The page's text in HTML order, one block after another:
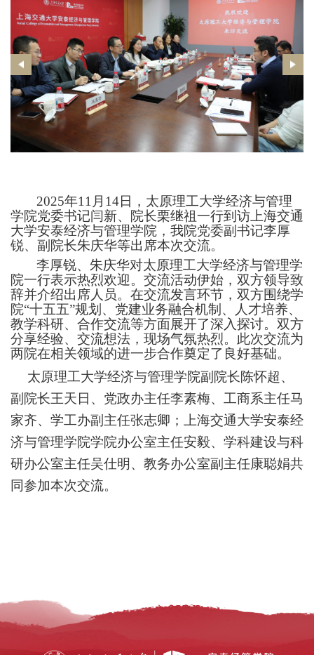
2025年11月14日， 太原理工大学经济与管理
学院党委书记闫新、院长栗继祖一行到访上海交通
大学安泰经济与管理学院，我院党委副书记李厚
锐、副院长朱庆华等出席本次交流。
李厚锐、朱庆华对太原理工大学经济与管理学
院一行表示热烈欢迎。交流活动伊始，双方领导致
辞并介绍出席人员。在交流发言环节，双方围绕学
院“十五五”规划、党建业务融合机制 、
人才培养、
教学科研、合作交流等方面展开了深入探讨。双方
分享经验、交流想法，现场气氛热烈。此次交流为
两院在相关领域的进一步合作奠定了良好基础。
太原理工大学经济与管理学院副院长陈怀超、
副院长王天日、党政办主任李素梅、工商系主任马
家齐、学工办副主任张志卿；上海交通大学安泰经
济与管理学院学院办公室主任安毅、学科建设与科
研办公室主任吴仕明、教务办公室副主任康聪娟共
同参加本次交流。